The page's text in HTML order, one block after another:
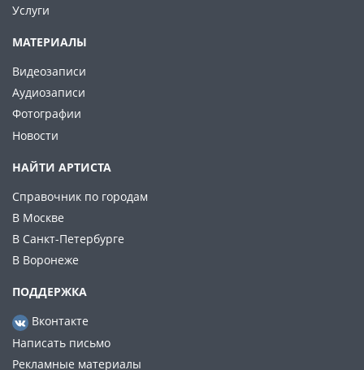
Услуги
МАТЕРИАЛЫ
Видеозаписи
Аудиозаписи
Фотографии
Новости
НАЙТИ АРТИСТА
Справочник по городам
В Москве
В Санкт-Петербурге
В Воронеже
ПОДДЕРЖКА
Вконтакте
Написать письмо
Рекламные материалы